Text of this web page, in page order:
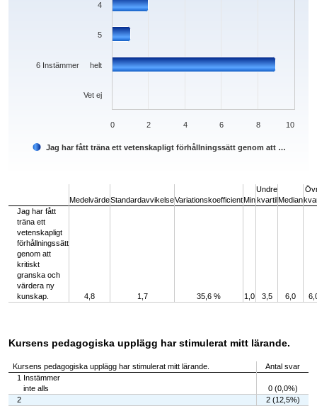
Jag har fått träna ett vetenskapligt förhållningssätt genom att …
Vet ej
6 Instämmer helt
5
4
0 2 4 6 8 10
MedelvärdeStandardavvikelseVariationskoefficientMin
Undre
kvartil Median
Jag har fått
träna ett
vetenskapligt
förhållningssätt
genom att
kritiskt
granska och
värdera ny
kunskap.
4,8 1,7 35,6 % 1,0 3,5 6,0
Kursens pedagogiska upplägg har stimulerat mitt lärande.
Kursens pedagogiska upplägg har stimulerat mitt lärande.
Antal svar
1 Instämmer
inte alls
0 (0,0%)
2
2 (12,5%)